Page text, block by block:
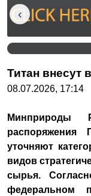
Титан внесут
08.07.2026, 17:14
Минприроды
распоряжения
уточняют
видов
сырья.
федеральном